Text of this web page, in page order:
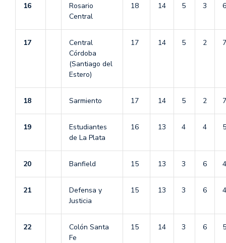
16
Rosario
Central
18 14 5 3 6
17
Central
Córdoba
(Santiago del
Estero)
17 14 5 2 7
18 Sarmiento 17 14 5 2 7
19
Estudiantes
de La Plata
16 13 4 4 5
20 Banfield 15 13 3 6 4
21
Defensa y
Justicia
15 13 3 6 4
22
Colón Santa
Fe
15 14 3 6 5